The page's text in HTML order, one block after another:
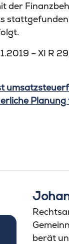
der
– XI R
berät